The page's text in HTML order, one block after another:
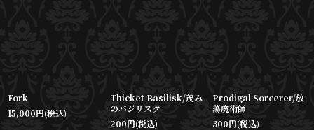
絞り込む
Fork
15,000円(税込)
Thicket Basilisk/茂み
のバジリスク
200円(税込)
Prodigal Sorcerer/放
蕩魔術師
300円(税込)